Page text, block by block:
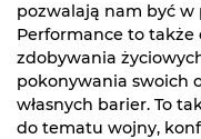
pozwalają nam być w
Performance to
zdobywania
pokonywania swoich
własnych barier. To
do tematu wojny,